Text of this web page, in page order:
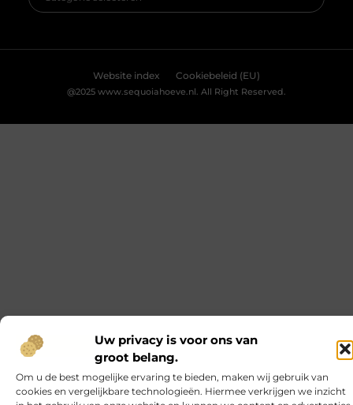
Bekijk Voorkeuren
stijlvolle en functionele ruimte? Een badkamer is meer
persoonlijke oase waar je kunt ontspannen en tot rust
Hondenmand en een Hondenmand Fiets:
Comfortabele Rustplaats voor je Trouwe Vriend